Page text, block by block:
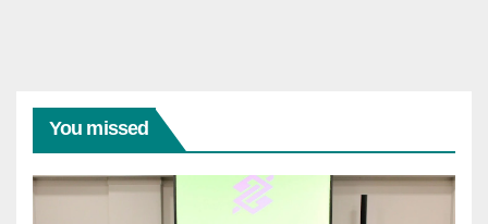
You missed